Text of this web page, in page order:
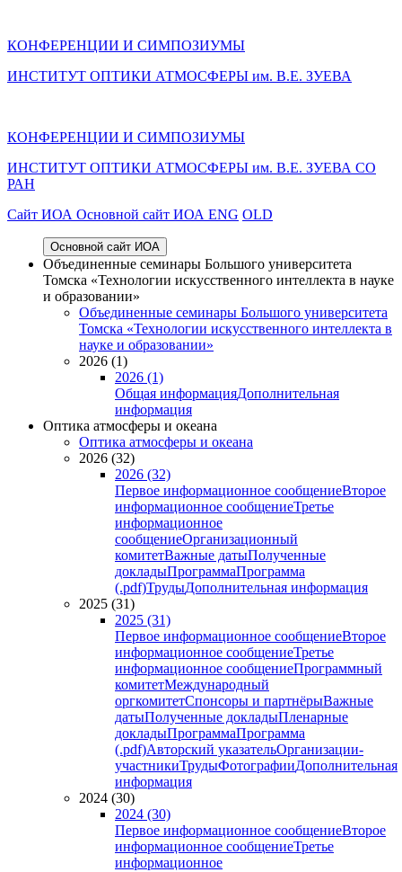
КОНФЕРЕНЦИИ И СИМПОЗИУМЫ
ИНСТИТУТ ОПТИКИ АТМОСФЕРЫ им. В.Е. ЗУЕВА
КОНФЕРЕНЦИИ И СИМПОЗИУМЫ
ИНСТИТУТ ОПТИКИ АТМОСФЕРЫ им. В.Е. ЗУЕВА СО
РАН
Cайт ИОА Основной сайт ИОА ENG OLD
Основной сайт ИОА
Объединенные семинары Большого университета
Томска «Технологии искусственного интеллекта в науке
и образовании»
Объединенные семинары Большого университета
Томска «Технологии искусственного интеллекта в
науке и образовании»
2026 (1)
2026 (1)
Общая информацияДополнительная
информация
Оптика атмосферы и океана
Оптика атмосферы и океана
2026 (32)
2026 (32)
Первое информационное сообщениеВторое
информационное сообщениеТретье
информационное
сообщениеОрганизационный
комитетВажные датыПолученные
докладыПрограммаПрограмма
(.pdf)ТрудыДополнительная информация
2025 (31)
2025 (31)
Первое информационное сообщениеВторое
информационное сообщениеТретье
информационное сообщениеПрограммный
комитетМеждународный
оргкомитетСпонсоры и партнёрыВажные
датыПолученные докладыПленарные
докладыПрограммаПрограмма
(.pdf)Авторский указательОрганизации-
участникиТрудыФотографииДополнительная
информация
2024 (30)
2024 (30)
Первое информационное сообщениеВторое
информационное сообщениеТретье
информационное